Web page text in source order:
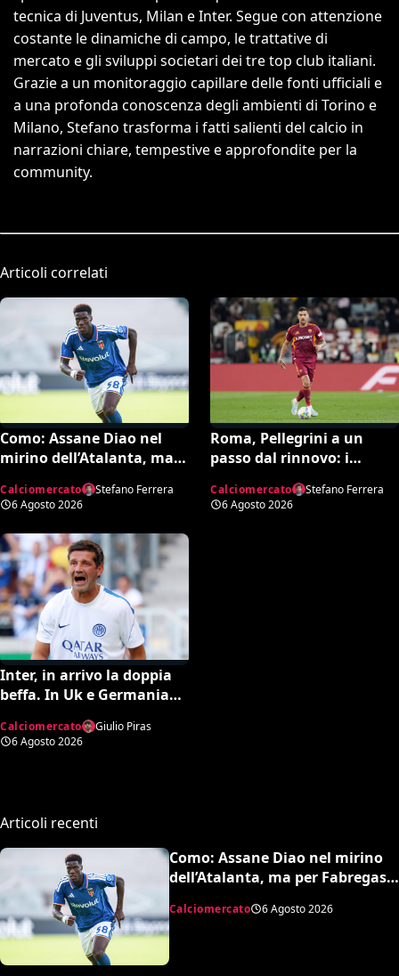
tecnica di Juventus, Milan e Inter. Segue con attenzione
costante le dinamiche di campo, le trattative di
mercato e gli sviluppi societari dei tre top club italiani.
Grazie a un monitoraggio capillare delle fonti ufficiali e
a una profonda conoscenza degli ambienti di Torino e
Milano, Stefano trasforma i fatti salienti del calcio in
narrazioni chiare, tempestive e approfondite per la
community.
Articoli correlati
Como: Assane Diao nel
mirino dell’Atalanta, ma
uscita
Calciomercato
Stefano Ferrera
6 Agosto 2026
Roma, Pellegrini a un
passo dal rinnovo: i
Calciomercato
Stefano Ferrera
6 Agosto 2026
Inter, in arrivo la doppia
beffa. In Uk e Germania
e Diaby al Bayer”
Calciomercato
Giulio Piras
6 Agosto 2026
Articoli recenti
Como: Assane Diao nel mirino
dell’Atalanta, ma per Fabregas
Calciomercato 6 Agosto 2026